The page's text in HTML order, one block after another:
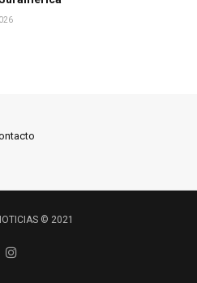
© 2021